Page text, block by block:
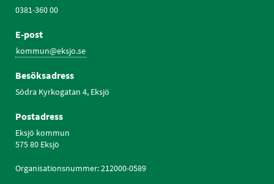
0381-360 00
E-post
kommun@eksjo.se
Besöksadress
Södra Kyrkogatan 4, Eksjö
Postadress
Eksjö kommun
575 80 Eksjö
Organisationsnummer: 212000-0589